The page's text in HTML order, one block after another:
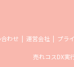
わせ 運営会社 プラ
売れコスDX実